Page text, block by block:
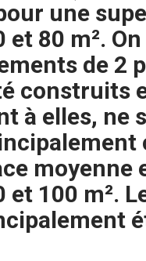
une
80 m².
de 2
construits
à elles, ne
moyenne
100 m².